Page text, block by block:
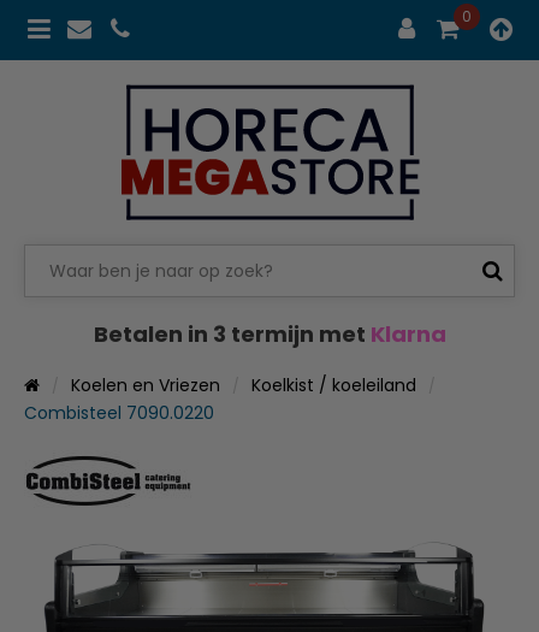
0
Betalen in 3 termijn met Klarna
Koelen en Vriezen
Koelkist / koeleiland
Combisteel 7090.0220